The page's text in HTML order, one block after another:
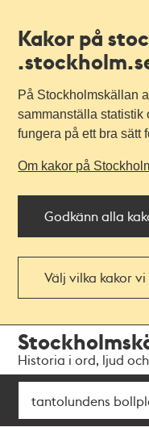
Kakor på
På Stockholmskällan
sammanställa statistik
fungera på ett bra sätt
Om kakor på
Godkänn alla
Välj vilka kakor
navigationen
huvudinnehållet
Historia i ord, ljud
Sök